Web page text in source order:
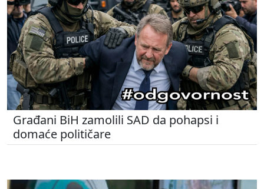
Građani BiH zamolili SAD da pohapsi i
domaće političare